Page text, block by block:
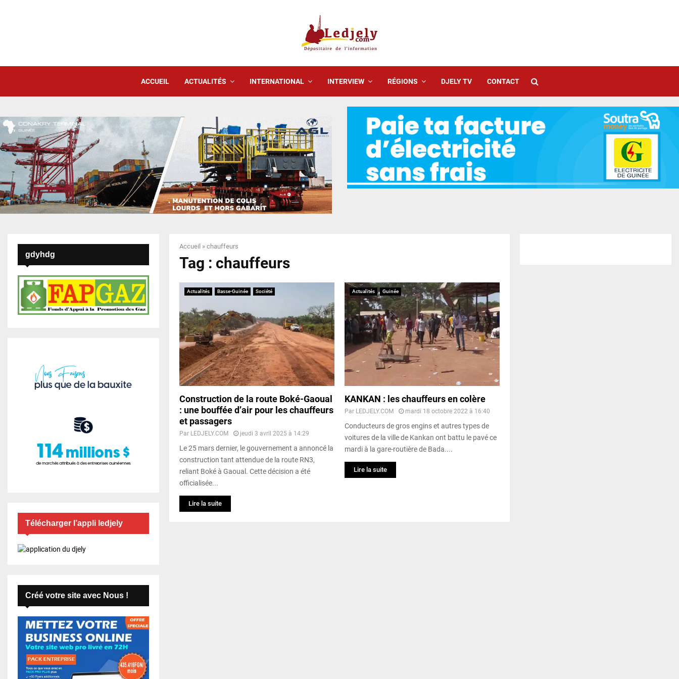
ACCUEIL ACTUALITÉS INTERNATIONAL INTERVIEW RÉGIONS DJELY TV CONTACT
Accueil » chauffeurs
Tag : chauffeurs
Actualités Basse-Guinée Société
Construction de la route Boké-Gaoual
: une bouffée d’air pour les chauffeurs
et passagers
Par LEDJELY.COM jeudi 3 avril 2025 à 14:29
Le 25 mars dernier, le gouvernement a annoncé la
construction tant attendue de la route RN3,
reliant Boké à Gaoual. Cette décision a été
officialisée...
Lire la suite
Actualités Guinée
KANKAN : les chauffeurs en colère
Par LEDJELY.COM mardi 18 octobre 2022 à 16:40
Conducteurs de gros engins et autres types de
voitures de la ville de Kankan ont battu le pavé ce
mardi à la gare-routière de Bada....
Lire la suite
gdyhdg
Télécharger l’appli ledjely
Créé votre site avec Nous !